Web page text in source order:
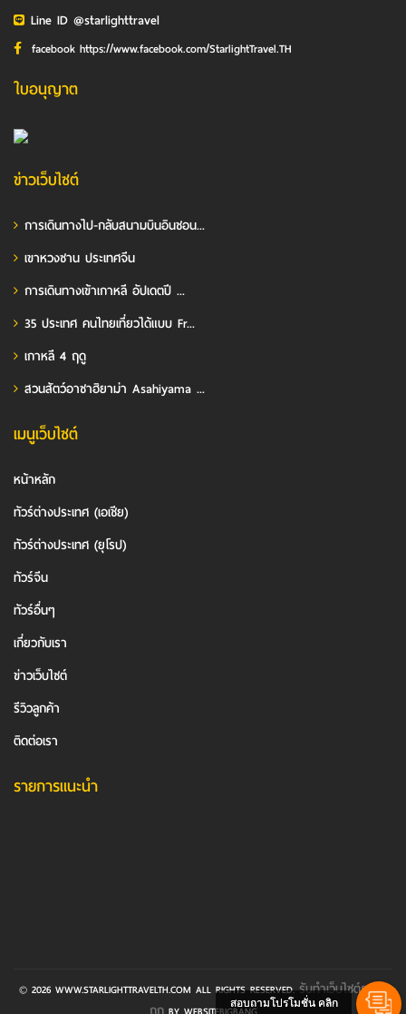
Line ID @starlighttravel
facebook https://www.facebook.com/StarlightTravel.TH
ใบอนุญาต
ข่าวเว็บไซต์
การเดินทางไป-กลับสนามบินอินชอน...
เขาหวงซาน ประเทศจีน
การเดินทางเข้าเกาหลี อัปเดตปี ...
35 ประเทศ คนไทยเที่ยวได้แบบ Fr...
เกาหลี 4 ฤดู
สวนสัตว์อาซาฮิยาม่า Asahiyama ...
เมนูเว็บไซต์
หน้าหลัก
ทัวร์ต่างประเทศ (เอเชีย)
ทัวร์ต่างประเทศ (ยุโรป)
ทัวร์จีน
ทัวร์อื่นๆ
เกี่ยวกับเรา
ข่าวเว็บไซต์
รีวิวลูกค้า
ติดต่อเรา
รายการแนะนำ
© 2026 WWW.STARLIGHTTRAVELTH.COM ALL RIGHTS RESERVED.รับทําเว็บไซต์ราคา
สอบถามโปรโมชั่น คลิก